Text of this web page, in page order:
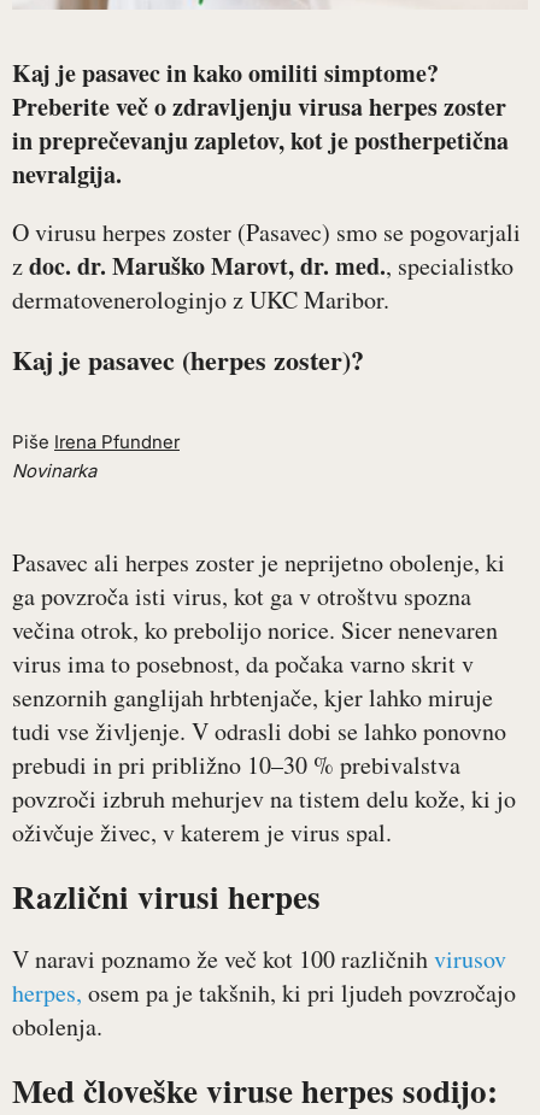
Kaj je pasavec in kako omiliti simptome?
Preberite več o zdravljenju virusa herpes zoster
in preprečevanju zapletov, kot je postherpetična
nevralgija.
O virusu herpes zoster (Pasavec) smo se pogovarjali
zdoc. dr. Maruško Marovt, dr. med., specialistko
dermatovenerologinjo z UKC Maribor.
Kaj je pasavec (herpes zoster)?
Piše Irena Pfundner
Novinarka
Pasavec ali herpes zoster je neprijetno obolenje, ki
ga povzroča isti virus, kot ga v otroštvu spozna
večina otrok, ko prebolijo norice. Sicer nenevaren
virus ima to posebnost, da počaka varno skrit v
senzornih ganglijah hrbtenjače, kjer lahko miruje
tudi vse življenje. V odrasli dobi se lahko ponovno
prebudi in pri približno 10–30 % prebivalstva
povzroči izbruh mehurjev na tistem delu kože, ki jo
oživčuje živec, v katerem je virus spal.
Različni virusi herpes
V naravi poznamo že več kot 100 različnihvirusov
herpes, osem pa je takšnih, ki pri ljudeh povzročajo
obolenja.
Med človeške viruse herpes sodijo: